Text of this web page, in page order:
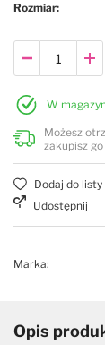
Rozmiar
W
Możesz
zakupisz
Dodaj do listy
Udostępnij
Marka:
Opis